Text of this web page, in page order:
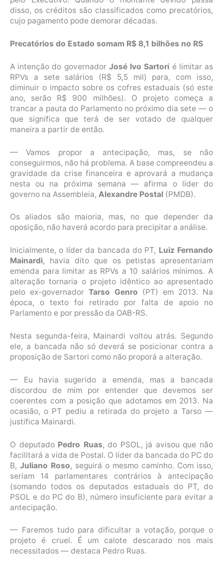
disso, os créditos são classificados como precatórios,
cujo pagamento pode demorar décadas.
Precatórios do Estado somam R$ 8,1 bilhões no RS
A intenção do governador José Ivo Sartori é limitar as
RPVs a sete salários (R$ 5,5 mil) para, com isso,
diminuir o impacto sobre os cofres estaduais (só este
ano, serão R$ 900 milhões). O projeto começa a
trancar a pauta do Parlamento no próximo dia sete — o
que significa que terá de ser votado de qualquer
maneira a partir de então.
— Vamos propor a antecipação, mas, se não
conseguirmos, não há problema. A base compreendeu a
gravidade da crise financeira e aprovará a mudança
nesta ou na próxima semana — afirma o líder do
governo na Assembleia, Alexandre Postal (PMDB).
Os aliados são maioria, mas, no que depender da
oposição, não haverá acordo para precipitar a análise.
Inicialmente, o líder da bancada do PT, Luiz Fernando
Mainardi, havia dito que os petistas apresentariam
emenda para limitar as RPVs a 10 salários mínimos. A
alteração tornaria o projeto idêntico ao apresentado
pelo ex-governador Tarso Genro (PT) em 2013. Na
época, o texto foi retirado por falta de apoio no
Parlamento e por pressão da OAB-RS.
Nesta segunda-feira, Mainardi voltou atrás. Segundo
ele, a bancada não só deverá se posicionar contra a
proposição de Sartori como não proporá a alteração.
— Eu havia sugerido a emenda, mas a bancada
discordou de mim por entender que devemos ser
coerentes com a posição que adotamos em 2013. Na
ocasião, o PT pediu a retirada do projeto a Tarso —
justifica Mainardi.
O deputado Pedro Ruas, do PSOL, já avisou que não
facilitará a vida de Postal. O líder da bancada do PC do
B, Juliano Roso, seguirá o mesmo caminho. Com isso,
seriam 14 parlamentares contrários à antecipação
(somando todos os deputados estaduais do PT, do
PSOL e do PC do B), número insuficiente para evitar a
antecipação.
— Faremos tudo para dificultar a votação, porque o
projeto é cruel. É um calote descarado nos mais
necessitados — destaca Pedro Ruas.